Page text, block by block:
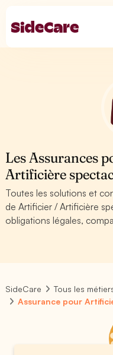
Les Assurances
Artificière
Toutes les solutions et
de Artificier / Artificière
obligations légales,
SideCare
Tous les
Assurance pour